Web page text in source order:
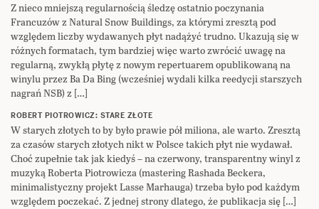
Z nieco mniejszą regularnością śledzę ostatnio poczynania
Francuzów z Natural Snow Buildings, za którymi zresztą pod
względem liczby wydawanych płyt nadążyć trudno. Ukazują się w
różnych formatach, tym bardziej więc warto zwrócić uwagę na
regularną, zwykłą płytę z nowym repertuarem opublikowaną na
winylu przez Ba Da Bing (wcześniej wydali kilka reedycji starszych
nagrań NSB) z […]
ROBERT PIOTROWICZ: STARE ZŁOTE
W starych złotych to by było prawie pół miliona, ale warto. Zresztą
za czasów starych złotych nikt w Polsce takich płyt nie wydawał.
Choć zupełnie tak jak kiedyś – na czerwony, transparentny winyl z
muzyką Roberta Piotrowicza (mastering Rashada Beckera,
minimalistyczny projekt Lasse Marhauga) trzeba było pod każdym
względem poczekać. Z jednej strony dlatego, że publikacja się […]